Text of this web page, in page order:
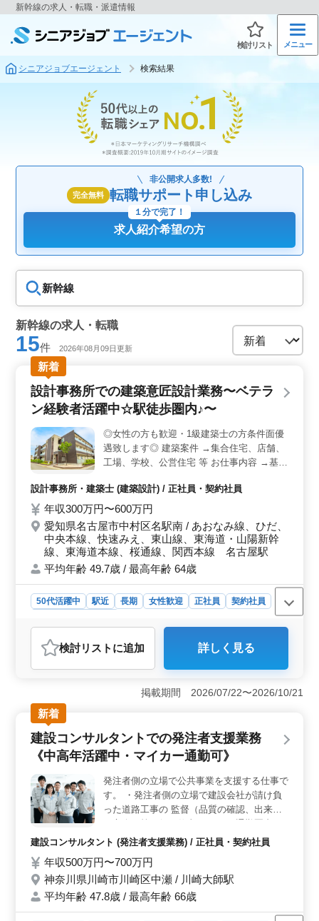
新幹線の求人・転職・派遣情報
検討リスト メニュー
シニアジョブエージェント 検索結果
完全無料
非公開求人多数!
転職サポート申し込み
求人紹介希望の方
１分で完了！
新幹線
新幹線の求人・転職
15件 2026年08月09日更新
新着
設計事務所での建築意匠設計業務〜ベテラ
ン経験者活躍中☆駅徒歩圏内♪〜
◎女性の方も歓迎・1級建築士の方条件面優
遇致します◎ 建築案件 →集合住宅、店舗、
工場、学校、公営住宅 等 お仕事内容 →基本
画書のチェック →工事全般の確認作業 等 →
打ち合わせ、現場調査業務 →CAD操作 備考
→作業着支給 →交通費支給 →資格手当支給
→駅徒歩圏内 年齢よりも経験のある方募集
しております＼＾＾／ お気軽にお問い合わ
せください♪
設計事務所・建築士 (建築設計) / 正社員・契約社員
年収300万円〜600万円
愛知県名古屋市中村区名駅南 / あおなみ線、ひだ、
中央本線、快速みえ、東山線、東海道・山陽新幹
線、東海道本線、桜通線、関西本線 名古屋駅
平均年齢 49.7歳 / 最高年齢 64歳
50代活躍中 駅近 長期 女性歓迎 正社員
契約社員
おすすめポイント
【経験者優遇！】 愛知県名古屋市中村区名駅南に位置
する弊社では、建築意匠設計業務における経験豊富な方
を積極的に募集しています。集合住宅、店舗、工場、学
校、公営住宅など多彩なプロジェクトに携わり、ご経験
を活かしてください。 【業務内容】 基本設計や設
計監理、設計図や施工図のチェック、現場調査業務、
CAD操作など、幅広い業務をお任せします。経験を活か
して、建築プロジェクトの成功に貢献してくださ
い。 【働きやすい環境】 駅徒歩圏内の好立地に位
置し、通勤が便利です。さらに、作業着の支給や交通費
の支給、資格手当の支給など、待遇面も充実していま
す。女性の方も歓迎し、1級建築士の方は条件面で優遇い
たします。
検討リスト に追加 詳しく見る
掲載期間 2026/07/22〜2026/10/21
新着
建設コンサルタントでの発注者支援業務
《中高年活躍中・マイカー通勤可》
発注者側の立場で公共事業を支援する仕事で
す。 ・発注者側の立場で建設会社が請け負
った道路工事の 監督（品質の確認、出来形
の勤務（異動）や適材適所を十分に配慮し決
配慮や仮宿舎などの提供あり。 ＊資格取得
制度や社内交流等で定着率の高い会社です。
＊マイカー通勤について：無料駐車場あり
建設コンサルタント (発注者支援業務) / 正社員・契約社員
年収500万円〜700万円
神奈川県川崎市川崎区中瀬 / 川崎大師駅
平均年齢 47.8歳 / 最高年齢 66歳